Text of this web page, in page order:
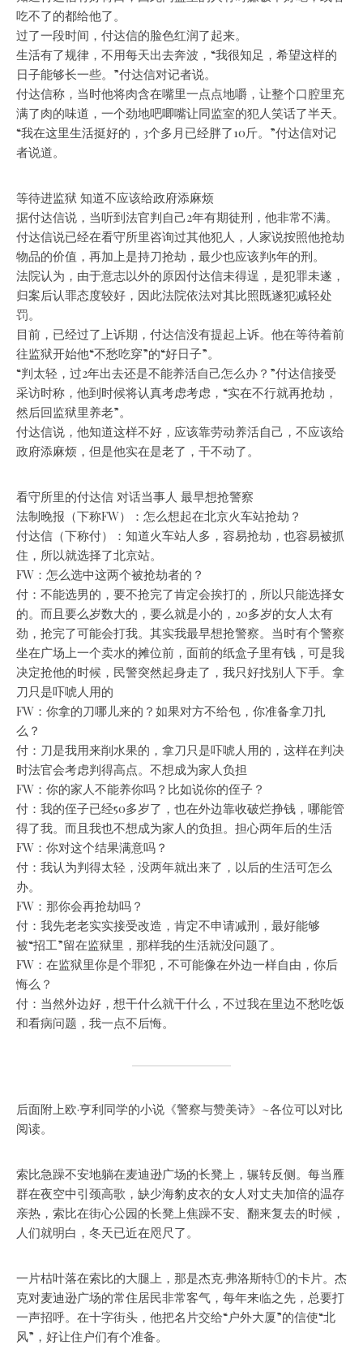
吃不了的都给他了。
过了一段时间，付达信的脸色红润了起来。
生活有了规律，不用每天出去奔波，“我很知足，希望这样的
日子能够长一些。”付达信对记者说。
付达信称，当时他将肉含在嘴里一点点地嚼，让整个口腔里充
满了肉的味道，一个劲地吧唧嘴让同监室的犯人笑话了半天。
“我在这里生活挺好的，3个多月已经胖了10斤。”付达信对记
者说道。
等待进监狱 知道不应该给政府添麻烦
据付达信说，当听到法官判自己2年有期徒刑，他非常不满。
付达信说已经在看守所里咨询过其他犯人，人家说按照他抢劫
物品的价值，再加上是持刀抢劫，最少也应该判5年的刑。
法院认为，由于意志以外的原因付达信未得逞，是犯罪未遂，
归案后认罪态度较好，因此法院依法对其比照既遂犯减轻处
罚。
目前，已经过了上诉期，付达信没有提起上诉。他在等待着前
往监狱开始他“不愁吃穿”的“好日子”。
“判太轻，过2年出去还是不能养活自己怎么办？”付达信接受
采访时称，他到时候将认真考虑考虑，“实在不行就再抢劫，
然后回监狱里养老”。
付达信说，他知道这样不好，应该靠劳动养活自己，不应该给
政府添麻烦，但是他实在是老了，干不动了。
看守所里的付达信 对话当事人 最早想抢警察
法制晚报（下称FW）：怎么想起在北京火车站抢劫？
付达信（下称付）：知道火车站人多，容易抢劫，也容易被抓
住，所以就选择了北京站。
FW：怎么选中这两个被抢劫者的？
付：不能选男的，要不抢完了肯定会挨打的，所以只能选择女
的。而且要么岁数大的，要么就是小的，20多岁的女人太有
劲，抢完了可能会打我。其实我最早想抢警察。当时有个警察
坐在广场上一个卖水的摊位前，面前的纸盒子里有钱，可是我
决定抢他的时候，民警突然起身走了，我只好找别人下手。拿
刀只是吓唬人用的
FW：你拿的刀哪儿来的？如果对方不给包，你准备拿刀扎
么？
付：刀是我用来削水果的，拿刀只是吓唬人用的，这样在判决
时法官会考虑判得高点。不想成为家人负担
FW：你的家人不能养你吗？比如说你的侄子？
付：我的侄子已经50多岁了，也在外边靠收破烂挣钱，哪能管
得了我。而且我也不想成为家人的负担。担心两年后的生活
FW：你对这个结果满意吗？
付：我认为判得太轻，没两年就出来了，以后的生活可怎么
办。
FW：那你会再抢劫吗？
付：我先老老实实接受改造，肯定不申请减刑，最好能够
被“招工”留在监狱里，那样我的生活就没问题了。
FW：在监狱里你是个罪犯，不可能像在外边一样自由，你后
悔么？
付：当然外边好，想干什么就干什么，不过我在里边不愁吃饭
和看病问题，我一点不后悔。
后面附上欧·亨利同学的小说《警察与赞美诗》~各位可以对比
阅读。
索比急躁不安地躺在麦迪逊广场的长凳上，辗转反侧。每当雁
群在夜空中引颈高歌，缺少海豹皮衣的女人对丈夫加倍的温存
亲热，索比在街心公园的长凳上焦躁不安、翻来复去的时候，
人们就明白，冬天已近在咫尺了。
一片枯叶落在索比的大腿上，那是杰克·弗洛斯特①的卡片。杰
克对麦迪逊广场的常住居民非常客气，每年来临之先，总要打
一声招呼。在十字街头，他把名片交给“户外大厦”的信使“北
风”，好让住户们有个准备。